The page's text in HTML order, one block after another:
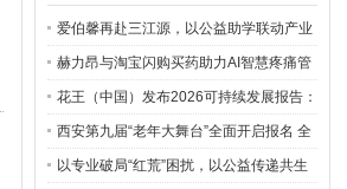
爱伯馨再赴三江源，以公益助学联动产业
创新构筑长效ESG
赫力昂与淘宝闪购买药助力AI智慧疼痛管
理生态建设，共筑无痛中国美好愿景
花王（中国）发布2026可持续发展报告：
绿色产品、价值共创与公益深耕并行
西安第九届“老年大舞台”全面开启报名 全
城银发达人齐聚逐梦
以专业破局“红荒”困扰，以公益传递共生